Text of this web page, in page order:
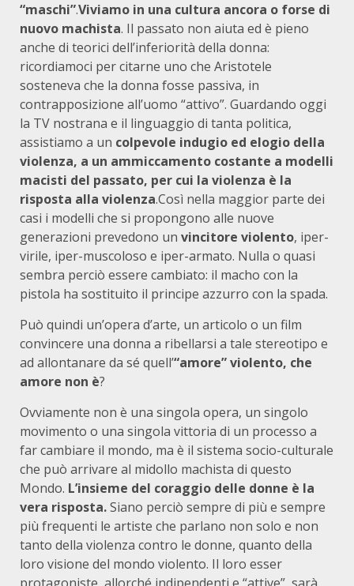
“maschi”.Viviamo in una cultura ancora o forse di
nuovo machista. Il passato non aiuta ed è pieno
anche di teorici dell’inferiorità della donna:
ricordiamoci per citarne uno che Aristotele
sosteneva che la donna fosse passiva, in
contrapposizione all’uomo “attivo”. Guardando oggi
la TV nostrana e il linguaggio di tanta politica,
assistiamo a un colpevole indugio ed elogio della
violenza, a un ammiccamento costante a modelli
macisti del passato, per cui la violenza è la
risposta alla violenza.Così nella maggior parte dei
casi i modelli che si propongono alle nuove
generazioni prevedono un vincitore violento, iper-
virile, iper-muscoloso e iper-armato. Nulla o quasi
sembra perciò essere cambiato: il macho con la
pistola ha sostituito il principe azzurro con la spada.
Può quindi un’opera d’arte, un articolo o un film
convincere una donna a ribellarsi a tale stereotipo e
ad allontanare da sé quell’“amore” violento, che
amore non è?
Ovviamente non è una singola opera, un singolo
movimento o una singola vittoria di un processo a
far cambiare il mondo, ma è il sistema socio-culturale
che può arrivare al midollo machista di questo
Mondo. L’insieme del coraggio delle donne è la
vera risposta.Siano perciò sempre di più e sempre
più frequenti le artiste che parlano non solo e non
tanto della violenza contro le donne, quanto della
loro visione del mondo violento. Il loro esser